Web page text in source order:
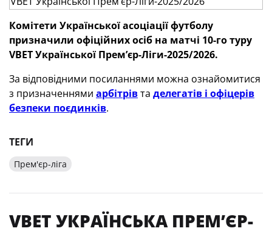
Комітети Української асоціації футболу
призначили офіційних осіб на матчі 10-го туру
VBETУкраїнської Премʼєр-Ліги-2025/2026.
За відповідними посиланнями можна ознайомитися
з призначеннями арбітрівта делегатів і офіцерів
безпеки поєдинків.
ТЕГИ
Прем'єр-ліга
VBET УКРАЇНСЬКА ПРЕМʼЄР-